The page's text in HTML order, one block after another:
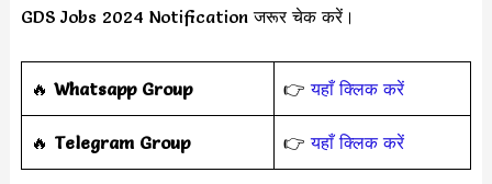
GDS Jobs 2024 Notification जरूर चेक करें।
🔥 Whatsapp Group 👉यहाँ क्लिक करें
‎️‍🔥 Telegram Group 👉यहाँ क्लिक करें